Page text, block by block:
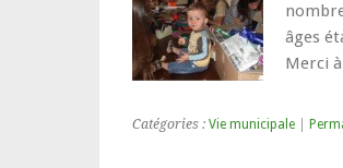
âges
Merci
Catégories : Vie municipale